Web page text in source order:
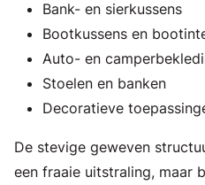
Bank- en sierkussens
Bootkussens en
Auto- en
Stoelen en banken
Decoratieve
De stevige geweven
een fraaie uitstraling, maar